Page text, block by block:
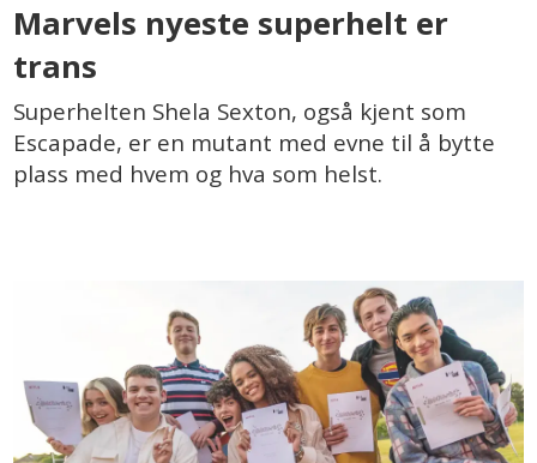
Marvels nyeste superhelt er
trans
Superhelten Shela Sexton, også kjent som
Escapade, er en mutant med evne til å bytte
plass med hvem og hva som helst.